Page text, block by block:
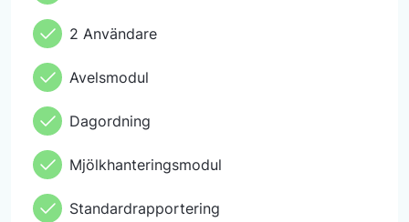
2 Användare
Avelsmodul
Dagordning
Mjölkhanteringsmodul
Standardrapportering